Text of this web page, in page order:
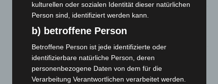
Region Hannover: 21 neue Notfallsanitäter starten beim
Roten Kreuz
5. August 2026
Mann läuft mit Hockeyschläger über A7 – Polizei sucht
Zeugen
5. August 2026
kulturellen oder sozialen Identität dieser natürlichen
Person sind, identifiziert werden kann.
b) betroffene Person
Betroffene Person ist jede identifizierte oder
identifizierbare natürliche Person, deren
personenbezogene Daten von dem für die
Verarbeitung Verantwortlichen verarbeitet werden.